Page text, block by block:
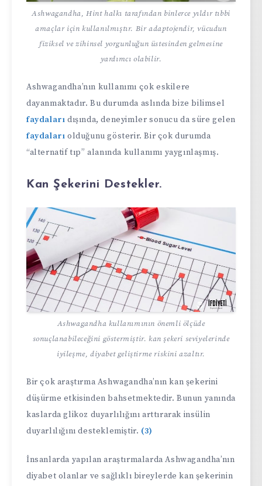
Ashwagandha, Hint halkı tarafından binlerce yıldır tıbbi
amaçlar için kullanılmıştır. Bir adaptojendir, vücudun
fiziksel ve zihinsel yorgunluğun üstesinden gelmesine
yardımcı olabilir.
Ashwagandha’nın kullanımı çok eskilere
dayanmaktadır. Bu durumda aslında bize bilimsel
faydaları dışında, deneyimler sonucu da süre gelen
faydaları olduğunu gösterir. Bir çok durumda
“alternatif tıp” alanında kullanımı yaygınlaşmış.
Kan Şekerini Destekler.
Ashwagandha kullanımının önemli ölçüde
sonuçlanabileceğini göstermiştir. kan şekeri seviyelerinde
iyileşme, diyabet geliştirme riskini azaltır.
Bir çok araştırma Ashwagandha’nın kan şekerini
düşürme etkisinden bahsetmektedir. Bunun yanında
kaslarda glikoz duyarlılığını arttırarak insülin
duyarlılığını desteklemiştir. (3)
İnsanlarda yapılan araştırmalarda Ashwagandha’nın
diyabet olanlar ve sağlıklı bireylerde kan şekerinin